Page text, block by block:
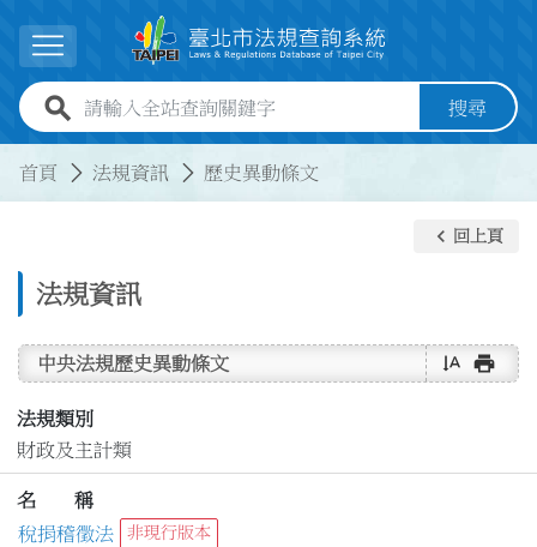
展開選單
全站查詢關鍵字欄位 搜尋
首頁 法規資訊 歷史異動條文
法規資訊
keyboard_arrow_left 回上頁
中央法規歷史異動條文 text_rotate_vertical print
法規類別
財政及主計類
名 稱
稅捐稽徵法
非現行版本